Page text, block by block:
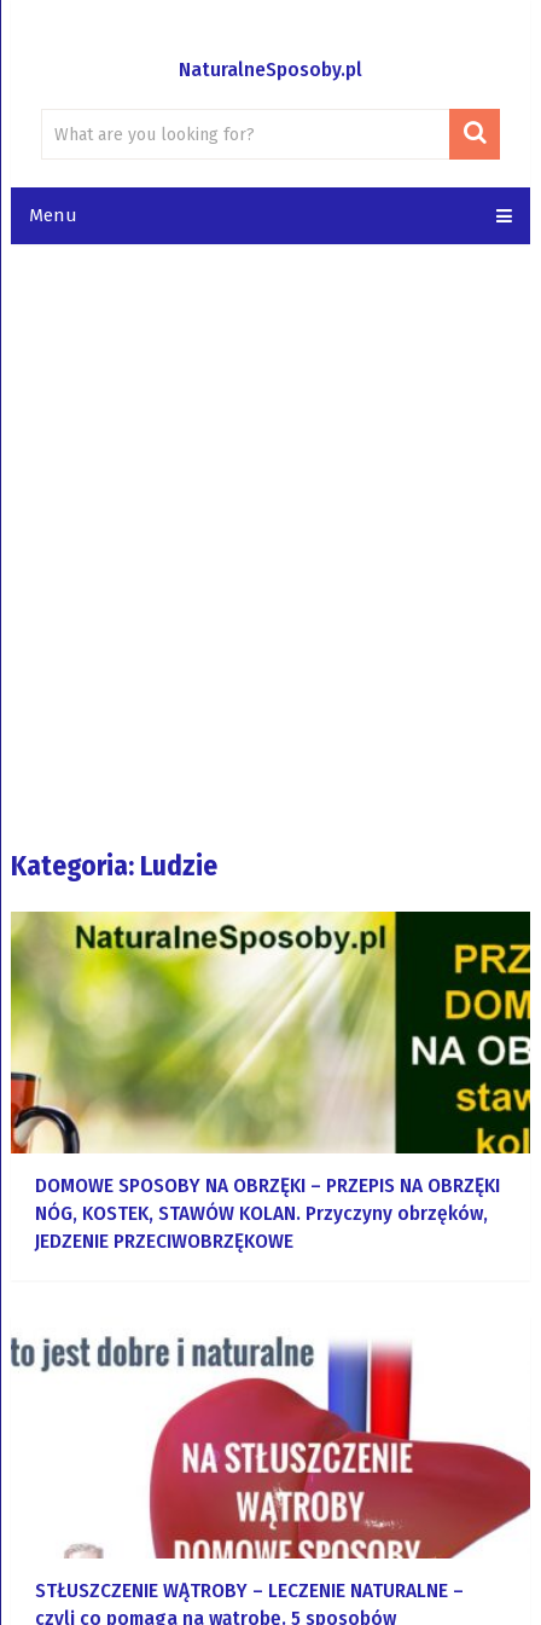
NaturalneSposoby.pl
Menu
Kategoria: Ludzie
DOMOWE SPOSOBY NA OBRZĘKI – PRZEPIS NA OBRZĘKI
NÓG, KOSTEK, STAWÓW KOLAN. Przyczyny obrzęków,
JEDZENIE PRZECIWOBRZĘKOWE
STŁUSZCZENIE WĄTROBY – LECZENIE NATURALNE –
czyli co pomaga na wątrobę. 5 sposobów